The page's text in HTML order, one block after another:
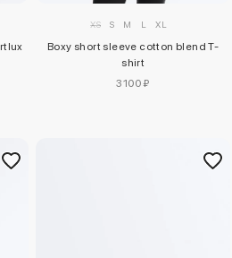
XS S M L XL
Boxy short sleeve cotton blend T-
shirt
3100 ₽